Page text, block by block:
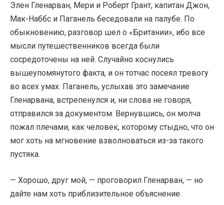
Элен Гленарван, Мери и Роберт Грант, капитан Джон,
Мак-Наббс и Паганель беседовали на палубе. По
обыкновению, разговор шел о «Британии», ибо все
мысли путешественников всегда были
сосредоточены на ней. Случайно коснулись
вышеупомянутого факта, и он тотчас посеял тревогу
во всех умах. Паганель, услыхав это замечание
Гленарвана, встрепенулся и, ни слова не говоря,
отправился за документом. Вернувшись, он молча
пожал плечами, как человек, которому стыдно, что он
мог хоть на мгновение взволноваться из-за такого
пустяка.
— Хорошо, друг мой, — проговорил Гленарван, — но
дайте нам хоть приблизительное объяснение.